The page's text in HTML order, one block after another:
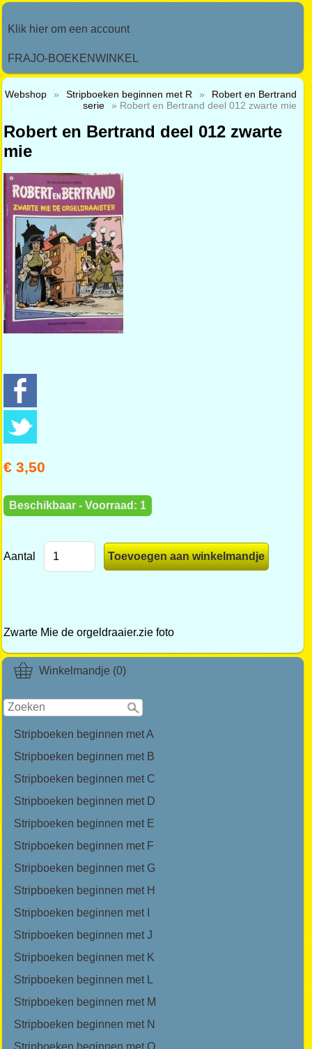
Klik hier om een account
FRAJO-BOEKENWINKEL
Winkelmandje (0)
Stripboeken beginnen met A
Stripboeken beginnen met B
Stripboeken beginnen met C
Stripboeken beginnen met D
Stripboeken beginnen met E
Stripboeken beginnen met F
Stripboeken beginnen met G
Stripboeken beginnen met H
Stripboeken beginnen met I
Stripboeken beginnen met J
Stripboeken beginnen met K
Stripboeken beginnen met L
Stripboeken beginnen met M
Stripboeken beginnen met N
Stripboeken beginnen met O
Webshop » Stripboeken beginnen met R »
Robert en Bertrand
serie
» Robert en Bertrand deel 012 zwarte mie
Robert en Bertrand deel 012 zwarte
mie
€ 3,50
Beschikbaar - Voorraad: 1
Aantal
Zwarte Mie de orgeldraaier.zie foto